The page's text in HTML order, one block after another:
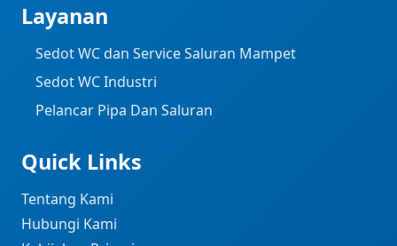
Layanan
Sedot WC dan Service Saluran Mampet
Sedot WC Industri ​
Pelancar Pipa Dan Saluran
Quick Links
Tentang Kami
Hubungi Kami